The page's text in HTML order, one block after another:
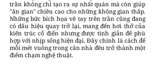
trần không chỉ tạo ra sự nhất quán mà còn giúp
"ăn gian" chiều cao cho những không gian thấp.
Những bức bích họa vẽ tay trên trần cũng đang
có dấu hiệu quay trở lại, mang đến hơi thở của
kiến trúc cổ điển nhưng được tinh giản để phù
hợp với nhịp sống hiện đại. Đây chính là cách để
mỗi mét vuông trong căn nhà đều trở thành một
điểm chạm nghệ thuật.